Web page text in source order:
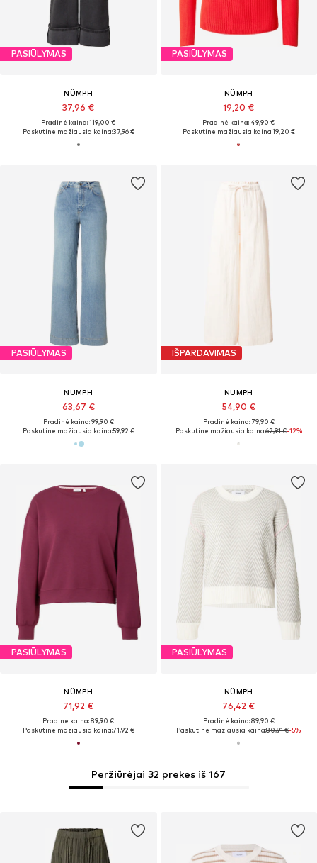
PASIŪLYMAS
NÜMPH
37,96 €
Pradinė kaina: 119,00 €
Paskutinė mažiausia kaina:37,96 €
PASIŪLYMAS
NÜMPH
19,20 €
Pradinė kaina: 49,90 €
Paskutinė mažiausia kaina:19,20 €
Peržiūrėjai 32 prekes iš 167
PASIŪLYMAS
NÜMPH
63,67 €
Pradinė kaina: 99,90 €
Paskutinė mažiausia kaina:59,92 €
IŠPARDAVIMAS
NÜMPH
54,90 €
Pradinė kaina: 79,90 €
Paskutinė mažiausia kaina:62,91 €-12%
PASIŪLYMAS
NÜMPH
71,92 €
Pradinė kaina: 89,90 €
Paskutinė mažiausia kaina:71,92 €
PASIŪLYMAS
NÜMPH
76,42 €
Pradinė kaina: 89,90 €
Paskutinė mažiausia kaina:80,91 €-5%